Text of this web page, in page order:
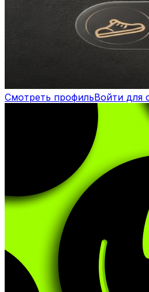
Смотреть профильВойти для